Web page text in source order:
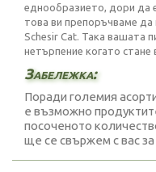
еднообразието, дори да
това ви препоръчваме да
Schesir Cat. Така вашата
нетърпение когато стане
Забележка:
Поради големия
е възможно
посоченото
ще се свържем с вас